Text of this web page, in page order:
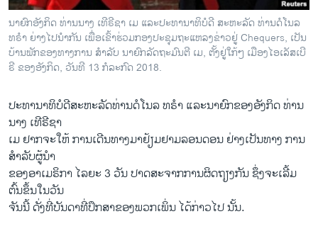
ພາສາອັງກິດ
ວີດີໂອ
ສຽງ
ລາຍງານ
ຕິດຕາມພວກເຮົາ ທີ່
ພາສາຕ່າງໆ
ນາຍົກອັງກິດ ທ່ານນາງ ເທີຣີຊາ ເມ ແລະປະທານາທິບໍດີ ສະຫະລັດ ທ່ານດໍໂນລ
ທຣຳ ຍ່າງໄປນຳກັນ ເພື່ອເຂົ້າຮ່ວມກອງປະຊຸມຖະແຫລງຂ່າວຢູ່ Chequers, ເປັນ
ບ້ານພັກຂອງທາງການ ສຳລັບ ນາຍົກລັດຖະມົນຕີ ເມ, ຕັ້ງຢູ່ໃກ້ໆ ເມືອງໄອເລັສເບີ
ຣີ ຂອງອັງກິດ, ວັນທີ 13 ກໍລະກົດ 2018.
ປະທານາທິບໍດີສະຫະລັດທ່ານດໍໂນລ ທຣຳ ແລະນາຍົກຂອງອັງກິດ ທ່ານ
ນາງ ເທີຣີຊາ
ເມ ຢາກຈະໃຫ້ ການເດີນທາງມາຢ້ຽມຢາມລອນດອນ ຢ່າງເປັນທາງ ການ
ສຳລັບຜູ້ນຳ
ຂອງອາເມຣິກາ ໄລຍະ 3 ວັນ ປາດສະຈາກການຜິດຖຽງກັນ ຊຶ່ງຈະເລີ້ມ
ຕົ້ນຂຶ້ນໃນວັນ
ຈັນນີ້ ດັ່ງທີ່ບັນດາທີ່ປຶກສາຂອງພວກເພິ່ນ ໄດ້ກ່າວໄປ ນັ້ນ.